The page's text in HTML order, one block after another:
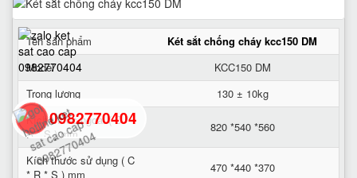
Tên sản phẩm
Két sắt chống cháy kcc150 DM
Model
KCC150 DM
Trọng lượng
130 ± 10kg
Kích thước ngoài ( C *
R * S ) mm
820 *540 *560
Kích thước sử dụng ( C
* R * S ) mm
470 *440 *370
0982770404